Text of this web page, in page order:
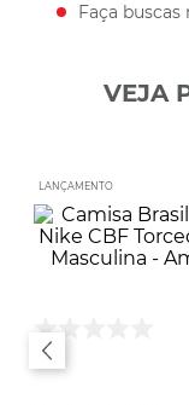
Faça buscas
VEJA
LANÇAMENTO